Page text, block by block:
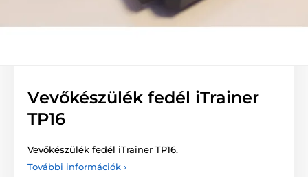
Vevőkészülék fedél iTrainer
TP16
Vevőkészülék fedél iTrainer TP16.
További információk ›